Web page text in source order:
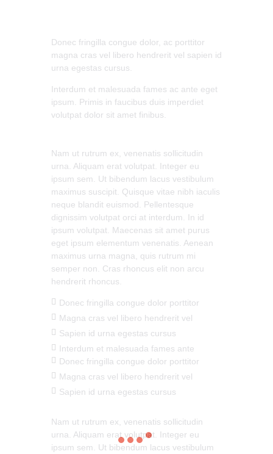
Donec fringilla congue dolor, ac porttitor
magna cras vel libero hendrerit vel sapien id
urna egestas cursus.
Interdum et malesuada fames ac ante eget
ipsum. Primis in faucibus duis imperdiet
volutpat dolor sit amet finibus.
Nam ut rutrum ex, venenatis sollicitudin
urna. Aliquam erat volutpat. Integer eu
ipsum sem. Ut bibendum lacus vestibulum
maximus suscipit. Quisque vitae nibh iaculis
neque blandit euismod. Pellentesque
dignissim volutpat orci at interdum. In id
ipsum volutpat. Maecenas sit amet purus
eget ipsum elementum venenatis. Aenean
maximus urna magna, quis rutrum mi
semper non. Cras rhoncus elit non arcu
hendrerit rhoncus.
Donec fringilla congue dolor porttitor
Magna cras vel libero hendrerit vel
Sapien id urna egestas cursus
Interdum et malesuada fames ante
Donec fringilla congue dolor porttitor
Magna cras vel libero hendrerit vel
Sapien id urna egestas cursus
Nam ut rutrum ex, venenatis sollicitudin
urna. Aliquam erat volutpat. Integer eu
ipsum sem. Ut bibendum lacus vestibulum